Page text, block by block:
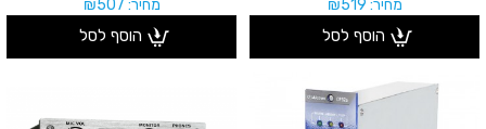
מחיר: ₪519
הוסף לסל
מחיר: ₪507
הוסף לסל